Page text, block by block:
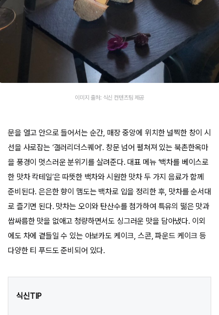
이미지 출처: 식신 컨텐츠팀 제공
문을 열고 안으로 들어서는 순간, 매장 중앙에 위치한 널찍한 창이 시
선을 사로잡는 ‘갤러리더스퀘어’. 창문 넘어 펼쳐져 있는 북촌한옥마
을 풍경이 멋스러운 분위기를 살려준다. 대표 메뉴 ‘백차를 베이스로
한 맛차 칵테일’은 따뜻한 백차와 시원한 맛차 두 가지 음료가 함께
준비된다. 은은한 향이 맴도는 백차로 입을 정리한 후, 맛차를 순서대
로 즐기면 된다. 맛차는 오이와 탄산수를 첨가하여 특유의 떪은 맛과
쌉싸름한 맛을 없애고 청량하면서도 싱그러운 맛을 담아냈다. 이외
에도 차에 곁들일 수 있는 아보카도 케이크, 스콘, 파운드 케이크 등
다양한 티 푸드도 준비되어 있다.
식신TIP